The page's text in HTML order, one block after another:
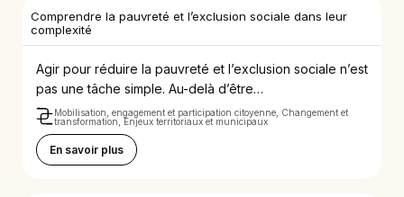
Comprendre la pauvreté et l’exclusion sociale dans leur
complexité
Agir pour réduire la pauvreté et l’exclusion sociale n’est
pas une tâche simple. Au-delà d’être…
Mobilisation, engagement et participation citoyenne, Changement et
transformation, Enjeux territoriaux et municipaux
En savoir plus